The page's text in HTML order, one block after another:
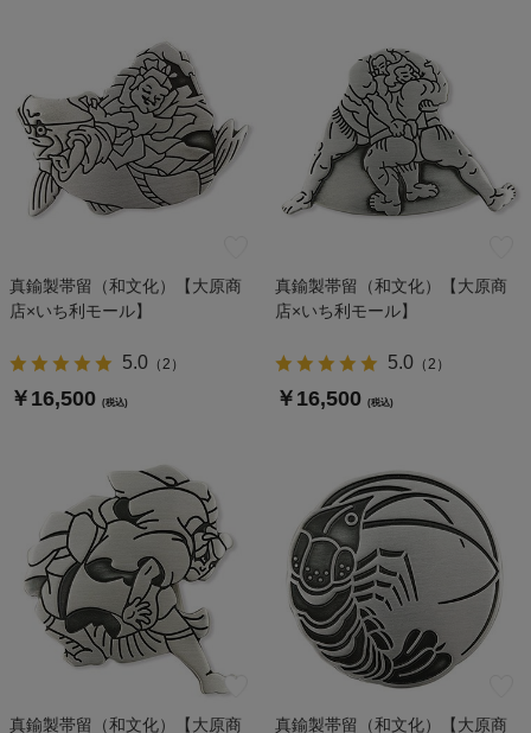
真鍮製帯留（和文化）【大原商
店×いち利モール】
5.0（2 ）
￥16,500 (税込)
真鍮製帯留（和文化）【大原商
店×いち利モール】
5.0（2 ）
￥16,500 (税込)
真鍮製帯留（和文化）【大原商 真鍮製帯留（和文化）【大原商